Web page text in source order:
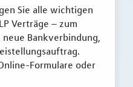
Sie alle wichtigen
Verträge – zum
neue Bankverbindung,
Formulare oder